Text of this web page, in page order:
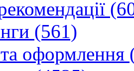
(561)
оформлення